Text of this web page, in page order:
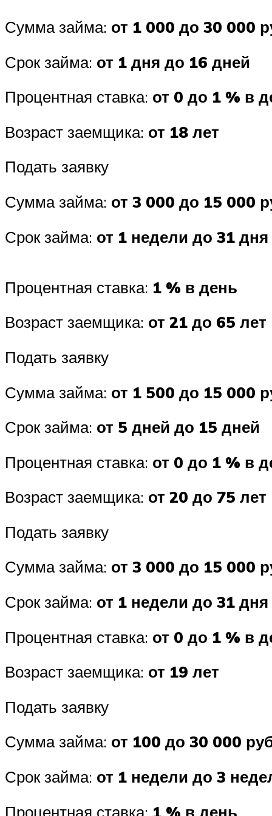
Сумма займа: от 1 000 до 30 000
Срок займа: от 1 дня до 16 дней
Процентная ставка: от 0 до 1 % в
Возраст заемщика: от 18 лет
Подать заявку
Сумма займа: от 3 000 до 15 000
Срок займа: от 1 недели до 31 дня
Процентная ставка: 1 % в день
Возраст заемщика: от 21 до 65 лет
Подать заявку
Сумма займа: от 1 500 до 15 000
Срок займа: от 5 дней до 15 дней
Процентная ставка: от 0 до 1 % в
Возраст заемщика: от 20 до 75 лет
Подать заявку
Сумма займа: от 3 000 до 15 000
Срок займа: от 1 недели до 31 дня
Процентная ставка: от 0 до 1 % в
Возраст заемщика: от 19 лет
Подать заявку
Сумма займа: от 100 до 30 000
Срок займа: от 1 недели до 3
Процентная ставка: 1 % в день